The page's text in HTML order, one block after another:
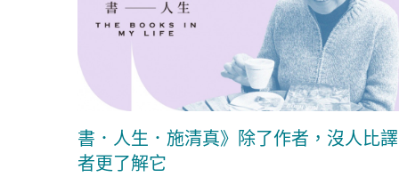
書．人生．施清真》除了作者，沒人比譯
者更了解它